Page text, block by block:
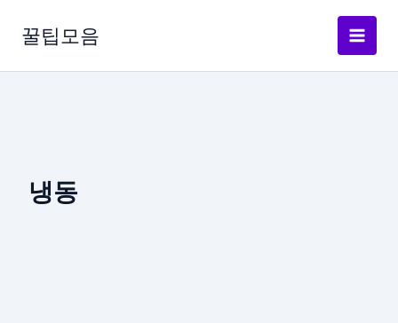
로
꿀팁모음
냉동